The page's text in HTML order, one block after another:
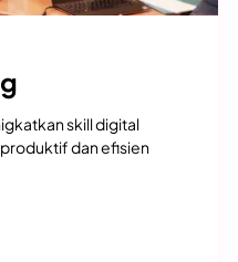
skill digital
dan efisien